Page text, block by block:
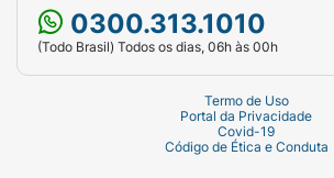
0300.313.1010
(Todo Brasil) Todos os dias, 06h às 00h
Termo de Uso
Portal da Privacidade
Covid-19
Código de Ética e Conduta